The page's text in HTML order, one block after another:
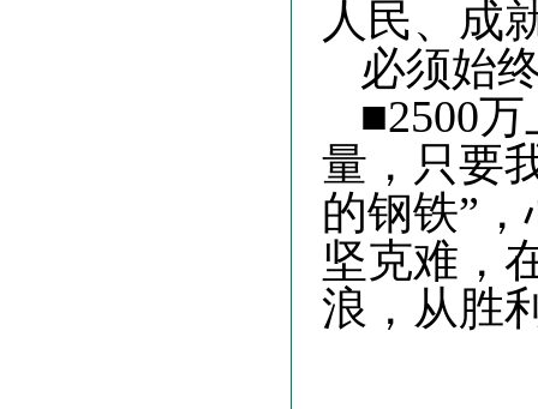
人民、成
必须始
■2500
量，只要
的钢铁”
坚克难，
浪，从胜